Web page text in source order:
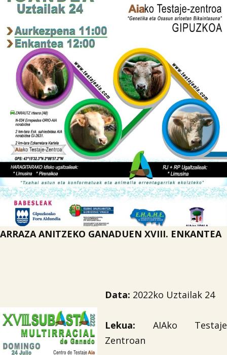
Iragarki-taula
Lursail Market
ARRAZA ANITZEKO GANADUEN XVIII. ENKANTEA
Data: 2022ko Uztailak 24
Lekua: AIAko Testaje
Zentroan